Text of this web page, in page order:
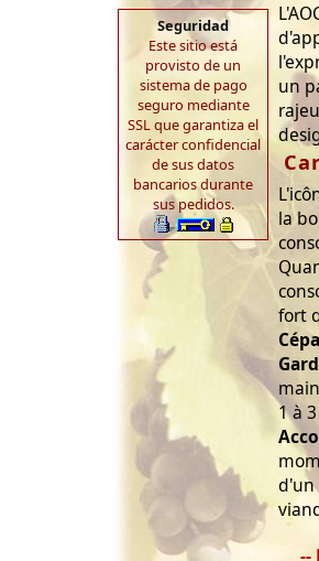
Seguridad
Este sitio está
provisto de un
sistema de pago
seguro mediante
SSL que garantiza el
carácter confidencial
de sus datos
bancarios durante
sus pedidos.
un
la
fort
1 à
d'un
--